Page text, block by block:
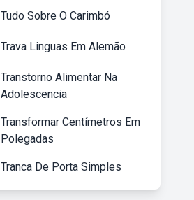
Tudo Sobre O Carimbó
Trava Linguas Em Alemão
Transtorno Alimentar Na
Adolescencia
Transformar Centímetros Em
Polegadas
Tranca De Porta Simples